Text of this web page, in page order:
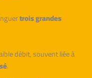
trois grandes
débit, souvent liée à
.